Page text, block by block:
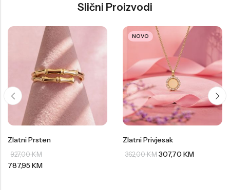
Slični Proizvodi
Zlatni Prsten
927,00KM
787,95KM
NOVO
Zlatni Privjesak
362,00KM 307,70 KM